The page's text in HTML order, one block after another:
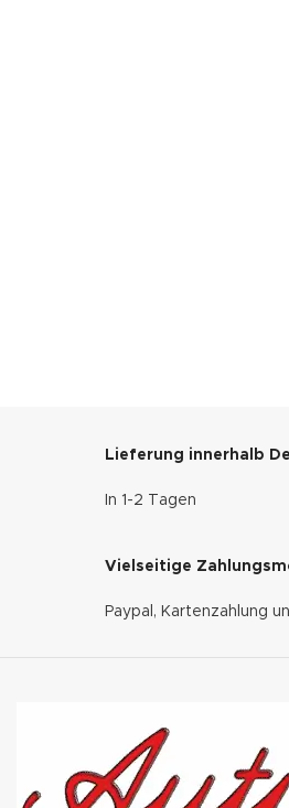
Lieferung innerhalb
In 1-2 Tagen
Vielseitige
Paypal, Kartenzahlung